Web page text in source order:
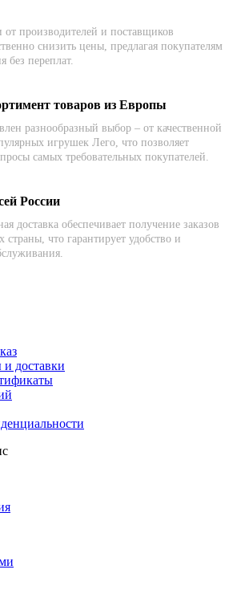
от производителей и поставщиков
снизить цены, предлагая покупателям
без переплат.
товаров из Европы
разнообразный выбор – от качественной
игрушек Лего, что позволяет
самых требовательных покупателей.
России
доставка обеспечивает получение заказов
что гарантирует удобство и
доставки